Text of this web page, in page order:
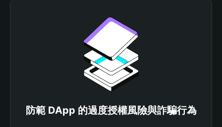
防範 DApp 的過度授權風險與詐騙行為